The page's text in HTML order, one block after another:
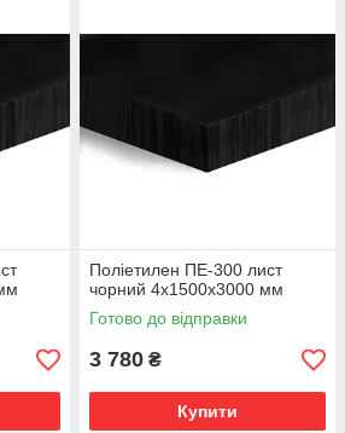
і сколів. З них можна випилювати
незалежно від способу різання
ручна пила, ніж). Матеріал можна
до нього застосовні
Поліетилен ПЕ-300 лист
чорний 4х1500х3000 мм
Готово до відправки
3 780 ₴
Купити